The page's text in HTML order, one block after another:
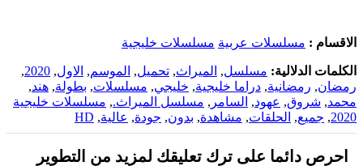
الاقسام : مسلسلات عربية مسلسلات خليجية
الكلمات الدلالية: مسلسل, الميراث, تحميل, الموسم, الاول,
2020
,
رمضان, رمضانية, دراما خليجية, خليجي, مسلسلات, بطولة, هند,
محمد, شروق, عهود, السامر , مسلسل الميراث., مسلسلات خليجية
2020
, جميع, الحلقات, مشاهدة, بدون, جودة, عالية,
HD
احرص دائما على ترك تعليقك لمزيد من التطوير